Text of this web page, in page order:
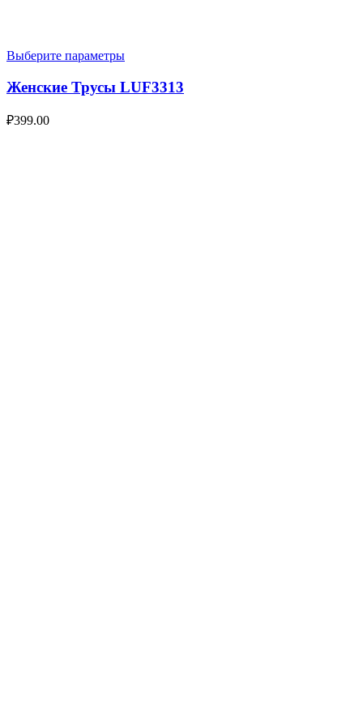
Выберите параметры
Женские Трусы LUF3313
₽399.00